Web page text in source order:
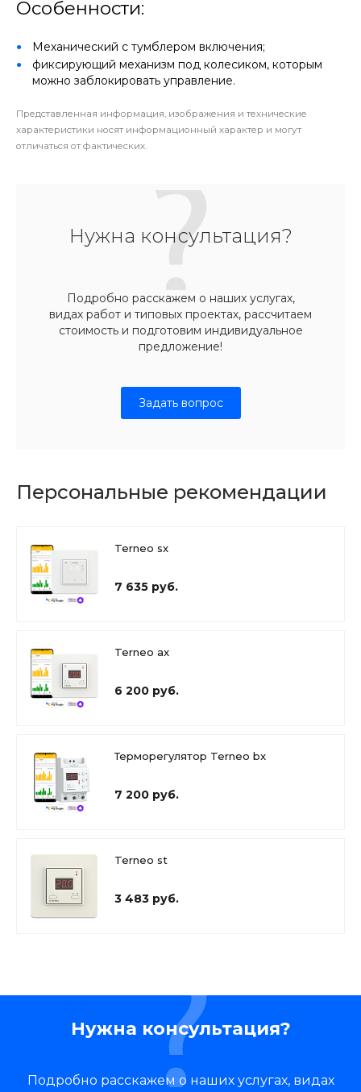
Особенности:
Механический с тумблером включения;
фиксирующий механизм под колесиком, которым
можно заблокировать управление.
Представленная информация, изображения и технические
характеристики носят информационный характер и могут
отличаться от фактических.
Нужна консультация?
Подробно расскажем о наших услугах,
видах работ и типовых проектах, рассчитаем
стоимость и подготовим индивидуальное
предложение!
Задать вопрос
Персональные рекомендации
Terneo sx
7 635 руб.
Terneo ax
6 200 руб.
Терморегулятор Terneo bx
7 200 руб.
Terneo st
3 483 руб.
Нужна консультация?
Подробно расскажем о наших услугах, видах